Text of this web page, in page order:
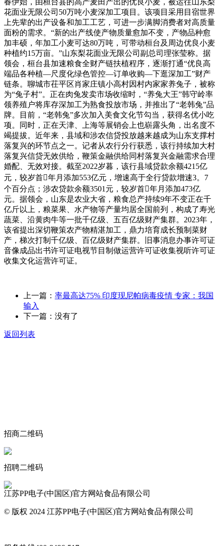
花面业无限公司50万吨小麦深加工项目。该项目采用目宿世界
上先辈的出产设备和加工工艺，可进一步满脚消费者对高质量
面粉的需求。“新的出产线使产物质量愈加不变，产物品种愈
加丰硕，年加工小麦可达80万吨，可带动桓台及周边优良小麦
种植约15万亩。”山东梨花面业无限公司副总司理张莹称。据
领会，桓台县加速粮食全财产链扶植程序，逐渐打通“优良高
端品各种植—尺度化绿色管控—订单收购—下逛深加工”财产
链条。聊城市茌平区肖家庄镇小高村因村内家家养兔子，被称
为“兔子村”。正在肉兔发卖市场收缩时，“养兔大王”韩守岭率
领养殖户将库存深加工为熟食投放市场，并推出了“老韩兔”品
牌。目前，“老韩兔”多次加入美食文化节勾当，获得名优小吃
项。同时，正在天津、上海等展销会上也崭露头角，出名度不
竭提拔。近年来，县域和涉农信贷投放越来越成为山东支撑村
落复兴的环节点之一。记者从农行分行获悉，该行持续加大村
落复兴信贷无效供给，鞭策金融供给同村落复兴金融需求合理
婚配、无效对接。截至2022岁暮，该行县域贷款余额4215亿
元，较岁首年月添加553亿元，增速高于全行贷款增速3。7
个百分点；涉农贷款余额3501元，较岁首年月添加473亿
元。据领会，山东是农业大省，粮食总产持续9年不变正在千
亿斤以上，粮菜果、水产物等产量均居全国前列，构成了寿光
蔬菜、沿黄肉牛等一批千亿级、五百亿级财产集群。2023年，
该省提出深切鞭策农产物精湛加工，鼎力培育成长预制菜财
产，梯次打制千亿级、百亿级财产集群。旧事消息办事许可证
音像成品出书许可证电视节目制做运营许可证收集视听许可证
收集文化运营许可证。
上一篇： 率最高达75% 印度现尼帕病毒疫情 专家：我国
输入
下一篇：没有了
返回列表
招商二维码
招聘二维码
江苏PP电子(中国区)官方网站食品有限公司
© 版权 2024 江苏PP电子(中国区)官方网站食品有限公司